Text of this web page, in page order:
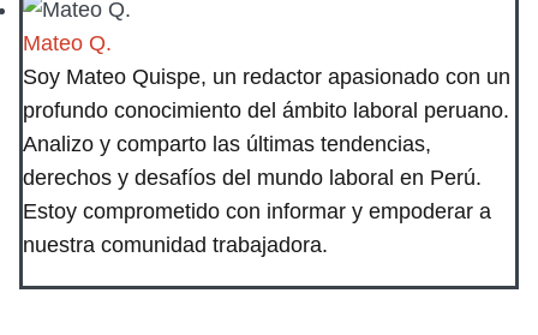
Mateo Q.
Soy Mateo Quispe, un redactor apasionado con un
profundo conocimiento del ámbito laboral peruano.
Analizo y comparto las últimas tendencias,
derechos y desafíos del mundo laboral en Perú.
Estoy comprometido con informar y empoderar a
nuestra comunidad trabajadora.